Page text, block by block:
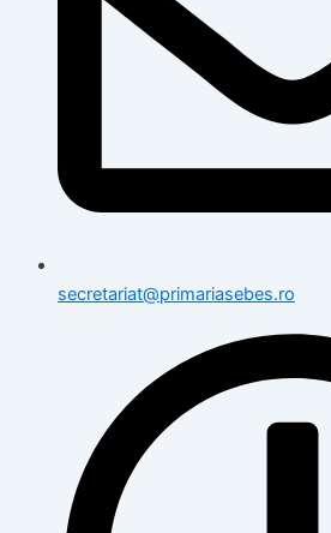
secretariat@primariasebes.ro